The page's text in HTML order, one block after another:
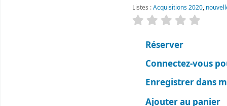
Listes :Acquisitions 2020,
évaluation
Réserver
Connectez-vous
Enregistrer dans
Ajouter au panier